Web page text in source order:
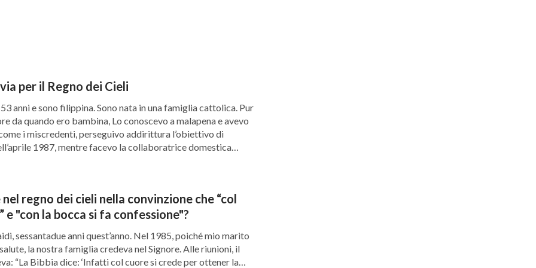
Cristo degli ultimi giorni, è il nome del
e di oggi non potevano comprendere. Ciò
sigillato. Negli ultimi giorni l’opera di
di ‘giudizio a partire dalla casa di Dio’
alla mente il verso: “[…] il Signore Iddio,
“Il predicatore della nostra chiesa ha detto
e ci ha chiesto di essere vigili nella
di cui parliamo implica che il Signore, al
cieli per giudicare tutti i paesi e tutti i
per il Regno dei Cieli
anni e sono filippina. Sono nata in una famiglia cattolica. Pur
da quando ero bambina, Lo conoscevo a malapena e avevo
i miscredenti, perseguivo addirittura l’obiettivo di
1987, mentre facevo la collaboratrice domestica
regno dei cieli nella convinzione che “col
e "con la bocca si fa confessione"?
sessantadue anni quest’anno. Nel 1985, poiché mio marito
la nostra famiglia credeva nel Signore. Alle riunioni, il
“La Bibbia dice: ‘Infatti col cuore si crede per ottener la